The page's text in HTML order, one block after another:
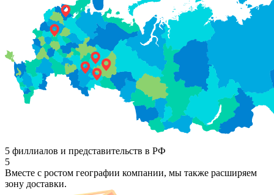
5 филлиалов и представительств в РФ
5
Вместе с ростом географии компании, мы также расширяем
зону доставки.